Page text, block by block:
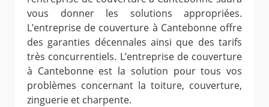
vous donner les solutions appropriées.
L’entreprise de couverture à Cantebonne offre
des garanties décennales ainsi que des tarifs
très concurrentiels. L’entreprise de couverture
à Cantebonne est la solution pour tous vos
problèmes concernant la toiture, couverture,
zinguerie et charpente.